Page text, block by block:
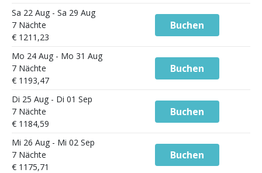
Sa 22 Aug - Sa 29 Aug
7 Nächte
€ 1211,23
Buchen
Mo 24 Aug - Mo 31 Aug
7 Nächte
€ 1193,47
Buchen
Di 25 Aug - Di 01 Sep
7 Nächte
€ 1184,59
Buchen
Mi 26 Aug - Mi 02 Sep
7 Nächte
€ 1175,71
Buchen